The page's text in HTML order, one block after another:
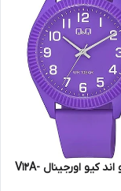
ساعت کیو اند کیو اورجینال V12َA-